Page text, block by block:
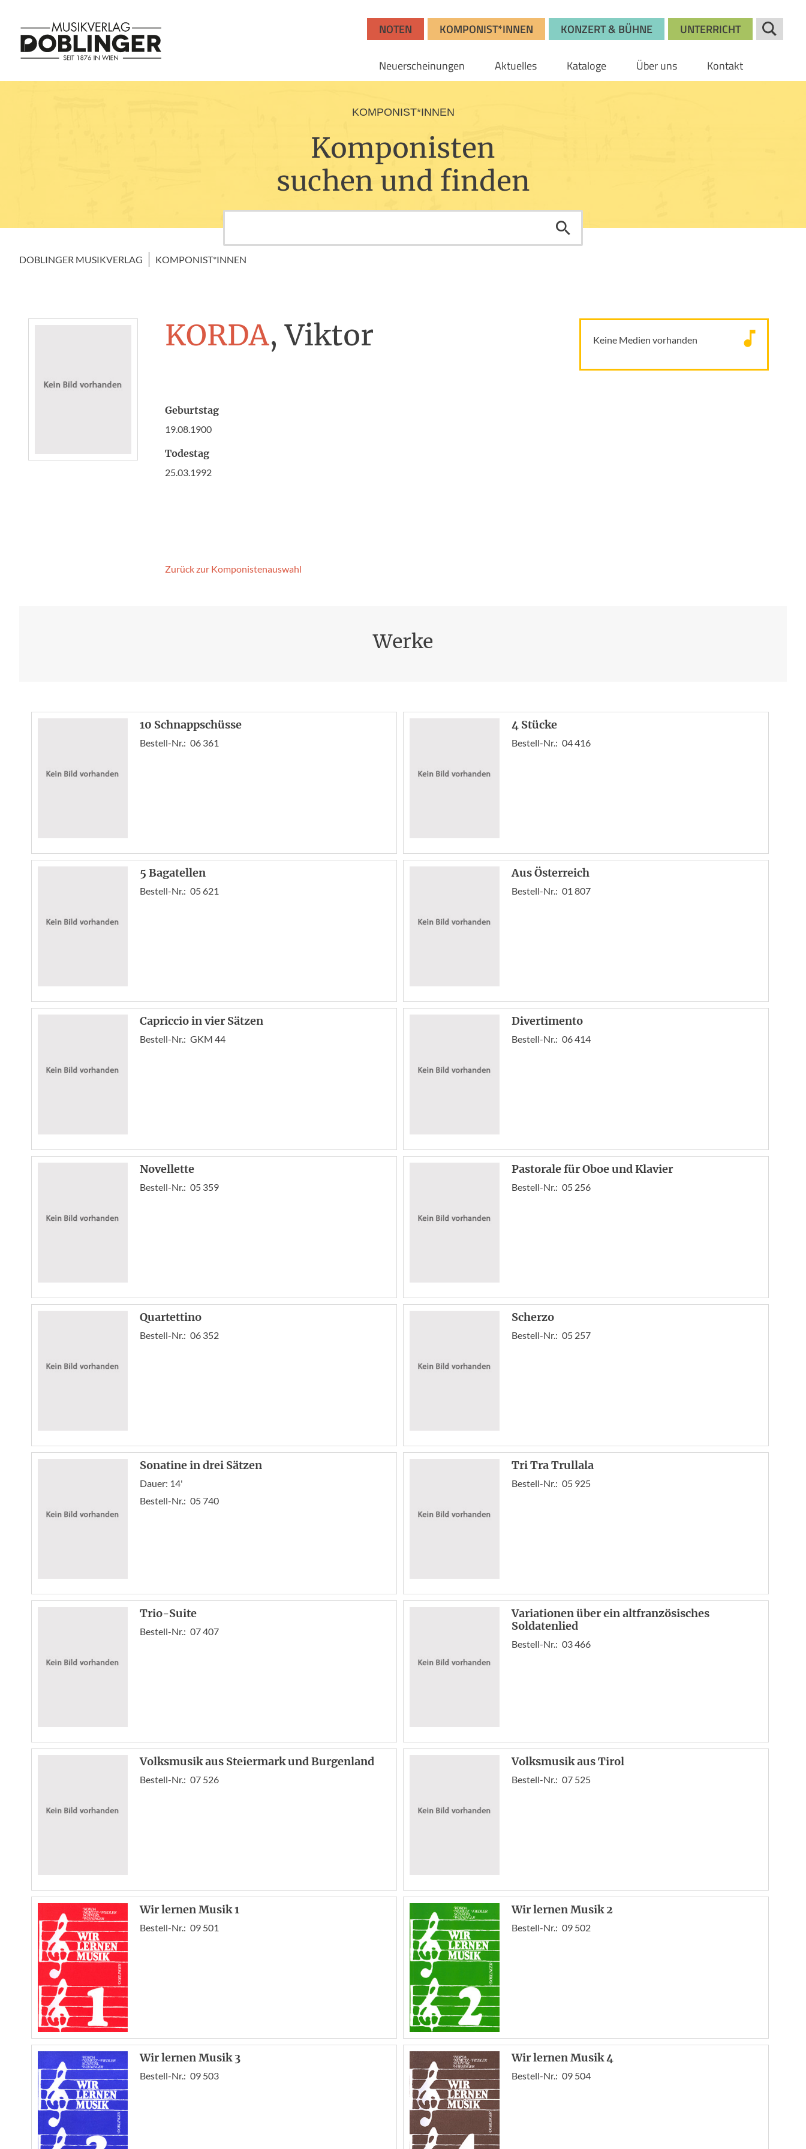
NOTEN KOMPONIST*INNEN KONZERT & BÜHNE UNTERRICHT
Neuerscheinungen Aktuelles Kataloge Über uns Kontakt
KOMPONIST*INNEN
Komponisten
suchen und finden
DOBLINGER MUSIKVERLAG KOMPONIST*INNEN
KORDA, Viktor
Geburtstag
19.08.1900
Todestag
25.03.1992
Zurück zur Komponisten­auswahl
Keine Medien vorhanden
Werke
10 Schnappschüsse
Bestell-Nr.: 06 361
4 Stücke
Bestell-Nr.: 04 416
5 Bagatellen
Bestell-Nr.: 05 621
Aus Österreich
Bestell-Nr.: 01 807
Capriccio in vier Sätzen
Bestell-Nr.: GKM 44
Divertimento
Bestell-Nr.: 06 414
Novellette
Bestell-Nr.: 05 359
Pastorale für Oboe und Klavier
Bestell-Nr.: 05 256
Quartettino
Bestell-Nr.: 06 352
Scherzo
Bestell-Nr.: 05 257
Sonatine in drei Sätzen
Dauer: 14'
Bestell-Nr.: 05 740
Tri Tra Trullala
Bestell-Nr.: 05 925
Trio-Suite
Bestell-Nr.: 07 407
Variationen über ein altfranzösisches
Soldatenlied
Bestell-Nr.: 03 466
Volksmusik aus Steiermark und Burgenland
Bestell-Nr.: 07 526
Volksmusik aus Tirol
Bestell-Nr.: 07 525
Wir lernen Musik 1
Bestell-Nr.: 09 501
Wir lernen Musik 2
Bestell-Nr.: 09 502
Wir lernen Musik 3
Bestell-Nr.: 09 503
Wir lernen Musik 4
Bestell-Nr.: 09 504